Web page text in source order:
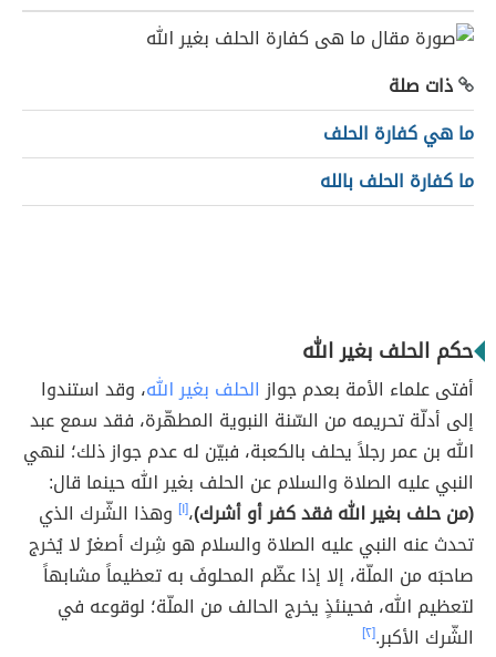
ذات صلة
ما هي كفارة الحلف
ما كفارة الحلف بالله
حكم الحلف بغير الله
أفتى علماء الأمة بعدم جوازالحلف بغير الله، وقد استندوا
إلى أدلّة تحريمه من السّنة النبوية المطهّرة، فقد سمع عبد
الله بن عمر رجلاً يحلف بالكعبة، فبيّن له عدم جواز ذلك؛ لنهي
النبي عليه الصلاة والسلام عن الحلف بغير الله حينما قال:
(من حلف بغير الله فقد كفر أو أشرك)،[١] وهذا الشّرك الذي
تحدث عنه النبي عليه الصلاة والسلام هو شِرك أصغرُ لا يُخرج
صاحبَه من الملّة، إلا إذا عظّم المحلوفَ به تعظيماً مشابهاً
لتعظيم الله، فحينئذٍ يخرج الحالف من الملّة؛ لوقوعه في
الشّرك الأكبر.[٢]